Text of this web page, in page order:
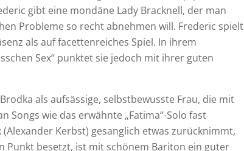
gibt eine mondäne Lady Bracknell, der man
Probleme so recht abnehmen will. Frederic spielt
als auf facettenreiches Spiel. In ihrem
Sex“ punktet sie jedoch mit ihrer guten
als aufsässige, selbstbewusste Frau, die mit
Songs wie das erwähnte „Fatima“-Solo fast
Kerbst) gesanglich etwas zurücknimmt,
Punkt besetzt, ist mit schönem Bariton ein guter